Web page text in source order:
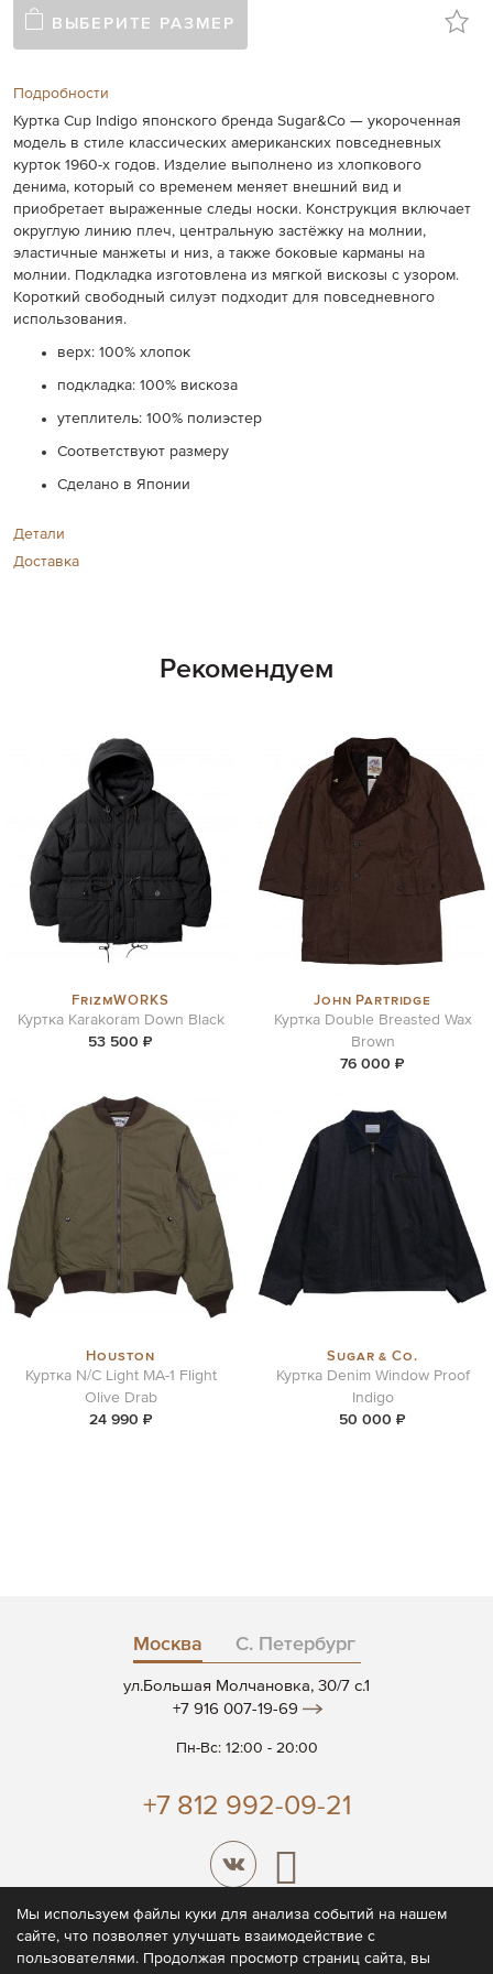
ВЫБЕРИТЕ РАЗМЕР
Подробности
Куртка Cup Indigo японского бренда Sugar&Co — укороченная
модель в стиле классических американских повседневных
курток 1960-х годов. Изделие выполнено из хлопкового
денима, который со временем меняет внешний вид и
приобретает выраженные следы носки. Конструкция включает
округлую линию плеч, центральную застёжку на молнии,
эластичные манжеты и низ, а также боковые карманы на
молнии. Подкладка изготовлена из мягкой вискозы с узором.
Короткий свободный силуэт подходит для повседневного
использования.
верх: 100% хлопок
подкладка: 100% вискоза
утеплитель: 100% полиэстер
Соответствуют размеру
Сделано в Японии
Детали
Доставка
Рекомендуем
FrizmWORKS
Куртка Karakoram Down Black
53 500 ₽
John Partridge
Куртка Double Breasted Wax
Brown
76 000 ₽
Houston
Куртка N/C Light MA-1 Flight
Olive Drab
24 990 ₽
Sugar & Co.
Куртка Denim Window Proof
Indigo
50 000 ₽
Москва С. Петербург
ул.Большая Молчановка, 30/7 c.1
+7 916 007-19-69
Пн-Вс: 12:00 - 20:00
+7 812 992-09-21
Мы используем файлы куки для анализа событий на нашем
сайте, что позволяет улучшать взаимодействие с
пользователями. Продолжая просмотр страниц сайта, вы